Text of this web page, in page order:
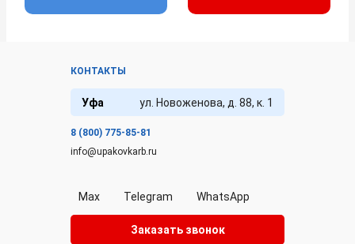
КОНТАКТЫ
Уфа ул. Новоженова, д. 88, к. 1
8 (800) 775-85-81
info@upakovkarb.ru
Max Telegram WhatsApp
Заказать звонок